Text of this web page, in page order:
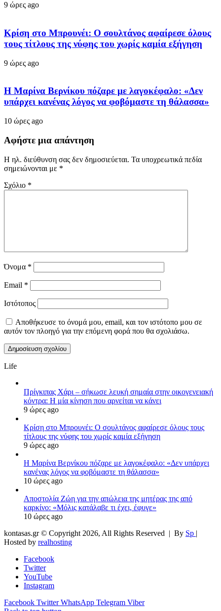
9 ώρες ago
Κρίση στο Μπρουνέι: Ο σουλτάνος αφαίρεσε όλους
τους τίτλους της νύφης του χωρίς καμία εξήγηση
9 ώρες ago
Η Μαρίνα Βερνίκου πόζαρε με λαγοκέφαλο: «Δεν
υπάρχει κανένας λόγος να φοβόμαστε τη θάλασσα»
10 ώρες ago
Αφήστε μια απάντηση
Η ηλ. διεύθυνση σας δεν δημοσιεύεται. Τα υποχρεωτικά πεδία
σημειώνονται με *
Σχόλιο *
Όνομα *
Email *
Ιστότοπος
Αποθήκευσε το όνομά μου, email, και τον ιστότοπο μου σε
αυτόν τον πλοηγό για την επόμενη φορά που θα σχολιάσω.
Life
Πρίγκιπας Χάρι – σήκωσε λευκή σημαία στην οικογενειακή
κόντρα: Η μία κίνηση που αρνείται να κάνει
9 ώρες ago
Κρίση στο Μπρουνέι: Ο σουλτάνος αφαίρεσε όλους τους
τίτλους της νύφης του χωρίς καμία εξήγηση
9 ώρες ago
Η Μαρίνα Βερνίκου πόζαρε με λαγοκέφαλο: «Δεν υπάρχει
κανένας λόγος να φοβόμαστε τη θάλασσα»
10 ώρες ago
Αποστολία Ζώη για την απώλεια της μητέρας της από
καρκίνο: «Μόλις κατάλαβε τι έχει, έφυγε»
10 ώρες ago
kontasas.gr © Copyright 2026, All Rights Reserved | By Sp |
Hosted by realhosting
Facebook
Twitter
YouTube
Instagram
Facebook Twitter WhatsApp Telegram Viber